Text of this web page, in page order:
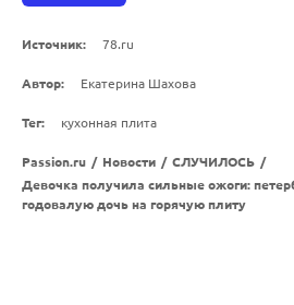
Источник: 78.ru
Автор: Екатерина Шахова
Тег: кухонная плита
Passion.ru / Новости / СЛУЧИЛОСЬ /
Девочка получила сильные ожоги:
годовалую дочь на горячую плиту